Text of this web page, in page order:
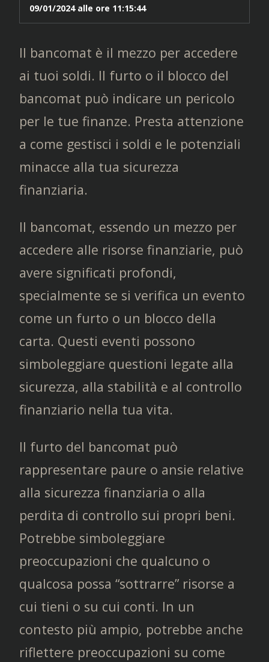
09/01/2024 alle ore 11:15:44
Il bancomat è il mezzo per accedere
ai tuoi soldi. Il furto o il blocco del
bancomat può indicare un pericolo
per le tue finanze. Presta attenzione
a come gestisci i soldi e le potenziali
minacce alla tua sicurezza
finanziaria.
Il bancomat, essendo un mezzo per
accedere alle risorse finanziarie, può
avere significati profondi,
specialmente se si verifica un evento
come un furto o un blocco della
carta. Questi eventi possono
simboleggiare questioni legate alla
sicurezza, alla stabilità e al controllo
finanziario nella tua vita.
Il furto del bancomat può
rappresentare paure o ansie relative
alla sicurezza finanziaria o alla
perdita di controllo sui propri beni.
Potrebbe simboleggiare
preoccupazioni che qualcuno o
qualcosa possa “sottrarre” risorse a
cui tieni o su cui conti. In un
contesto più ampio, potrebbe anche
riflettere preoccupazioni su come